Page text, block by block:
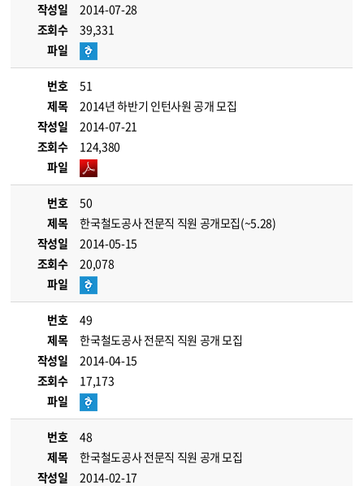
작성일
2014-07-28
조회수
39,331
파일
번호
51
제목
2014년 하반기 인턴사원 공개 모집
작성일
2014-07-21
조회수
124,380
파일
번호
50
제목
한국철도공사 전문직 직원 공개모집(~5.28)
작성일
2014-05-15
조회수
20,078
파일
번호
49
제목
한국철도공사 전문직 직원 공개 모집
작성일
2014-04-15
조회수
17,173
파일
번호
48
제목
한국철도공사 전문직 직원 공개 모집
작성일
2014-02-17